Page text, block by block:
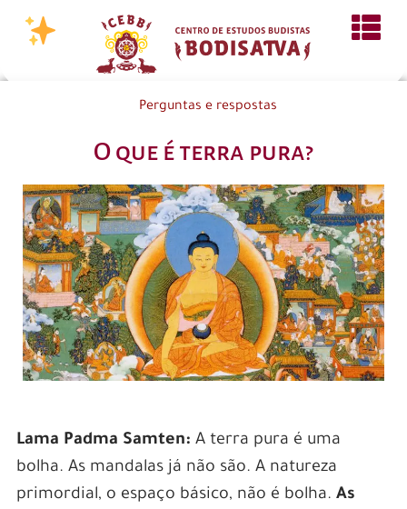
Perguntas e respostas
O que é terra pura?
Lama Padma Samten: A terra pura é uma
bolha. As mandalas já não são. A natureza
primordial, o espaço básico, não é bolha. As